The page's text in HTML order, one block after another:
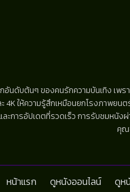
อันดับต้นๆ ของคนรักความบันเทิง เพร
ให้ความรู้สึกเหมือนยกโรงภาพยน
การอัปเดตที่รวดเร็ว การรับชมหนัง
คุณ
หน้าแรก ดูหนังออนไลน์ ดูห